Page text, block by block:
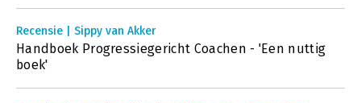
Recensie | Sippy van Akker
Handboek Progressiegericht Coachen - 'Een nuttig
boek'